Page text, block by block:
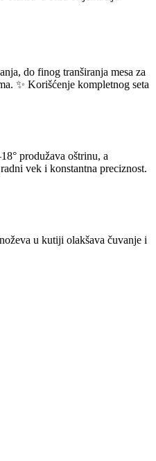
do finog tranširanja mesa za
✨ Korišćenje kompletnog seta
produžava oštrinu, a
vek i konstantna preciznost.
u kutiji olakšava čuvanje i